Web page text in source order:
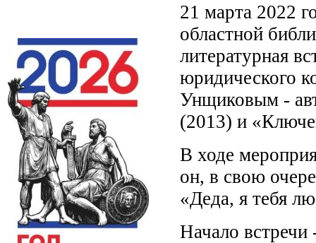
21 марта 2022
областной
литературная
юридического
Унщиковым -
(2013) и
В ходе
он, в свою
«Деда, я тебя
Начало встречи